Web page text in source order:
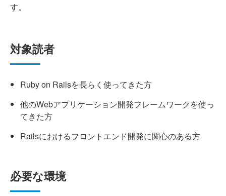
す。
対象読者
Ruby on Railsを長らく使ってきた方
他のWebアプリケーション開発フレームワークを使っ
てきた方
Railsにおけるフロントエンド開発に関心のある方
必要な環境